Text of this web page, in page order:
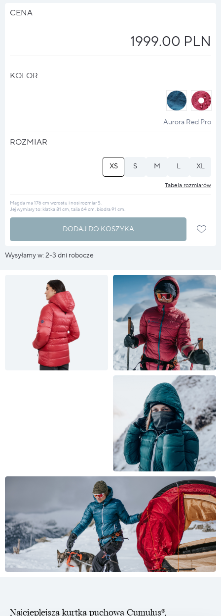
CENA
1999.00 PLN
KOLOR
halo
?
halo
?
Aurora Red Pro
ROZMIAR
XL
L
M
S
XS
Tabela rozmiarów
Magda ma 176 cm wzrostu i nosi rozmiar S.
Jej wymiary to: klatka 81 cm, talia 64 cm, biodra 91 cm.
DODAJ DO KOSZYKA
Wysyłamy w: 2-3 dni robocze
Najcieplejsza kurtka puchowa Cumulus®,